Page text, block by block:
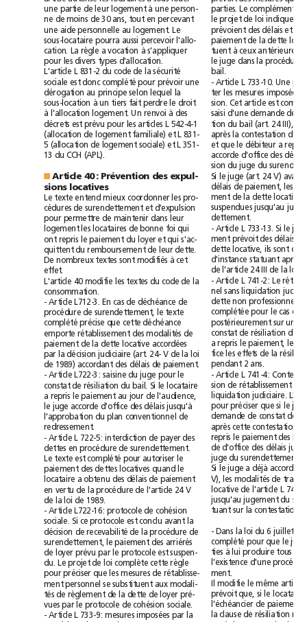
une
partie de leur logementà une
person-
ne
de moins de 30 ans, tout en
percevant
une
aide personnelle au logement.
Le
s
ous-locataire pourra aussi percevoir
l'allo-
cation.
La règle a vocation à
s'appliquer
pour
les divers types
d'allocation.
L'article L 831-2 du code de la sécurité
sociale est donc complété pour prévoir
une
dérogation
au principe selon
la
sous-location à un tiers fait perdre le droit
à l'allocation logement. Un renvoi à
des
décrets
est prévu pour les articles L
542-4-1
(allocation
de logement familiale) et L
831-
5
(allocation de logement sociale) et L
351-
13
du CCH (APL).
Article 40: Prévention des
expul-
sions
locatives
Le texte entend mieux coordonner les
pro-
cédures
de surendettement et
d'expulsion
pour
permettre de maintenir dans
leur
logement
les locataires de bonne foi qui
ont repris le paiement du loyer et qui
s'ac-
quittent
du remboursement de leur
dette.
De
nombreux textes sont modifiés à
cet
effet.
L'article
40 modifie les textes du code de la
consommation.
-
Article L712-3. En cas de déchéance
de
procédure
de surendettement, le texte
complété précise que cette
déchéance
emporte
rétablissement des modalités
de
paiement
de la dette locative
accordées
par la décision judiciaire (art. 24- V de la loi
de 1989) accordant des délais de
paiement.
-
Article L722-3: saisine du juge pour le
constat
de résiliation du bail. Si le
locataire
a
repris le paiement au jour de
l'audience,
le
juge accorde d'office des délais jusqu'à
l'approbation du plan
de
redressement.
-
Article L 722-5: interdiction de payer
des
dettes
en procédure de
surendettement.
Le
texte est complété pour autoriser le
paiement
des dettes locatives quand le
locataire a obtenu des délais de
paiement
en
vertu de la procédure de l'article 24 V
de la loi de
1989.
-
Article L722-16: protocole de
cohésion
sociale.
Si ce protocole est conclu avant la
décision
de recevabilité de la procédure
de
surendettement, le paiement des
arriérés
de
loyer prévu par le protocole est
suspen-
du.
Le projet de loi complète cette
règle
pour
préciser que les mesures de
rétablisse-
ment
se substituent aux
modali-
tés
de règlement de la dette de loyer
pré-
vues
par le protocole de cohésion
sociale.
-
Article L 733-9: mesures imposées par la
parties. Le complément
le
projet de loi indique
prévoient
des délais et
p
aiement de la
dette
tuent à
ceux
le
juge dans la
bail.
-
Article L 733-10.
Une
ter
les mesures
sion.
Cet article est
saisi d'une demande
de
tion
du (art. 24
III),
après la contestation
de
et
que le débiteur a
accorde
d'office des
sion
du juge du
Si le juge (art. 24 V)
délais
de paiement,
les
ment
de la dette
suspendues
jusqu'au
dettement.
-
Article L 733-13. Si le
ment
prévoit des délais
dette
locative, ils
sont
d'instance
statuant
de
l'article 24 III de la
-
Article L 741-2: Le
sans
liquidation
dette
non
complétée
pour le cas
postérieurement
sur
constat
de résiliation
du
a
repris le paiement, le
fice
les effets de la
pendant 2
ans.
-
Article L
741-4:
sion
de
rétablissement
liquidation
judiciaire.
pour
préciser que si le
demande
de constat
de
après
cette contestation
repris le paiement
des
de
d'office des
délais
juge
du
Si le juge a déjà
V), les modalités
de
locative
de l'article L
jusqu'au
jugement
du
tuant
sur la
- Dans la loi du 6 juillet
complété pour que le
ties à lui produire
tous
l'existence
d'une
ment.
modifie le même
prévoit
que, si le
l'échéancier
de
la
clause de
résiliation